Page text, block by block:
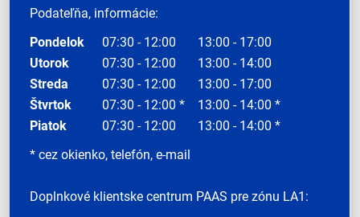
Podateľňa, informácie:
Pondelok
07:30 - 12:00
13:00 - 17:00
Utorok
07:30 - 12:00
13:00 - 14:00
Streda
07:30 - 12:00
13:00 - 17:00
Štvrtok
07:30 - 12:00 *
13:00 - 14:00 *
Piatok
07:30 - 12:00
13:00 - 14:00 *
* cez okienko, telefón, e-mail
Doplnkové klientske centrum PAAS pre zónu LA1: